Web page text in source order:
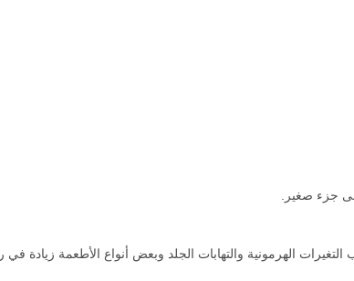
جزء صغير.
الهرمونية والتهابات الجلد وبعض أنواع الأطعمة زيادة في